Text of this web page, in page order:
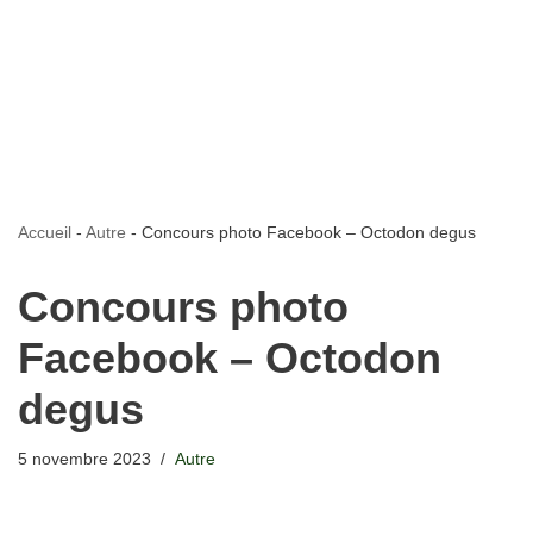
Accueil - Autre - Concours photo Facebook – Octodon degus
Concours photo
Facebook – Octodon
degus
5 novembre 2023 Autre